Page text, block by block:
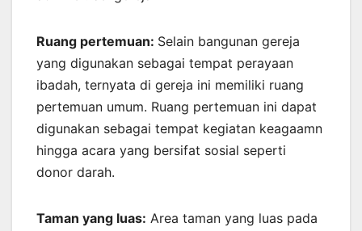
Ruang pertemuan: Selain bangunan gereja
yang digunakan sebagai tempat perayaan
ibadah, ternyata di gereja ini memiliki ruang
pertemuan umum. Ruang pertemuan ini dapat
digunakan sebagai tempat kegiatan keagaamn
hingga acara yang bersifat sosial seperti
donor darah.
Taman yang luas: Area taman yang luas pada